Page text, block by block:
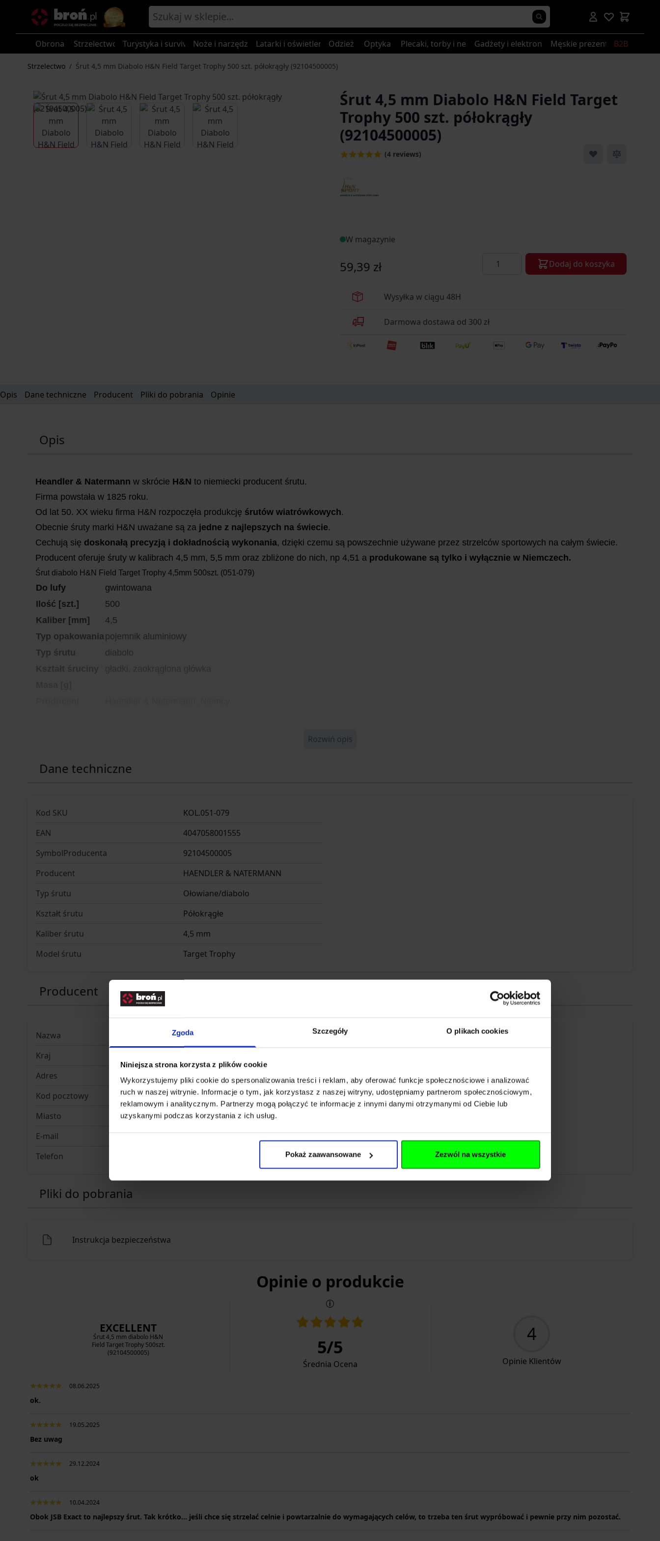
Zgoda Szczegóły O plikach cookies
Niniejsza strona korzysta z plików cookie
Wykorzystujemy pliki cookie do spersonalizowania treści i reklam, aby oferować funkcje społecznościowe i analizować
ruch w naszej witrynie. Informacje o tym, jak korzystasz z naszej witryny, udostępniamy partnerom społecznościowym,
reklamowym i analitycznym. Partnerzy mogą połączyć te informacje z innymi danymi otrzymanymi od Ciebie lub
uzyskanymi podczas korzystania z ich usług.
Pokaż zaawansowane Zezwól na wszystkie
Obrona Strzelectwo Turystyka i survival Noże i narzędzia Latarki i oświetlenieOdzież Optyka Plecaki, torby i nerkiGadżety i elektronikaMęskie prezenty B2B
Strzelectwo / Śrut 4,5 mm Diabolo H&N Field Target Trophy 500 szt. półokrągły (92104500005)
Śrut 4,5 mm Diabolo H&N Field Target
Trophy 500 szt. półokrągły
(92104500005)
(4 reviews)
View larger imageView larger imageView larger imageView larger image
W magazynie
59,39 zł Ilość Dodaj do koszyka
Wysyłka w ciągu 48H
Darmowa dostawa od 300 zł
Opis Dane techniczne Producent Pliki do pobrania Opinie
Opis
Heandler & Natermann w skrócie H&N to niemiecki producent śrutu.
Firma powstała w 1825 roku.
Od lat 50. XX wieku firma H&N rozpoczęła produkcję śrutów wiatrówkowych.
Obecnie śruty marki H&N uważane są za jedne z najlepszych na świecie.
Cechują się doskonałą precyzją i dokładnością wykonania, dzięki czemu są powszechnie używane przez strzelców sportowych na całym świecie.
Producent oferuje śruty w kalibrach 4,5 mm, 5,5 mm oraz zbliżone do nich, np 4,51 a produkowane są tylko i wyłącznie w Niemczech.
Śrut diabolo H&N Field Target Trophy 4,5mm 500szt. (051-079)
Do lufy
gwintowana
Ilość [szt.]
500
Kaliber [mm]
4,5
Typ opakowaniapojemnik aluminiowy
Typ śrutu
diabolo
Rozwiń opis
Dane techniczne
Kod SKU
KOL.051-079
EAN
4047058001555
SymbolProducenta
92104500005
Producent
HAENDLER & NATERMANN
Typ śrutu
Ołowiane/diabolo
Kształt śrutu
Półokrągłe
Kaliber śrutu
4,5 mm
Model śrutu
Target Trophy
Producent
Nazwa
Haendler & Natermann Sport GmbH
Kraj
Adres
Südhannoversche Straße 50
Kod pocztowy
37081
Miasto
Göttingen
E-mail
info@hn-sport.de
Telefon
Pliki do pobrania
Instrukcja bezpieczeństwa
Opinie o produkcie
EXCELLENT
Śrut 4,5 mm diabolo H&N
Field Target Trophy 500szt.
(92104500005)
5/5
Średnia Ocena
4
Opinie Klientów
08.06.2025
ok.
19.05.2025
Bez uwag
29.12.2024
ok
10.04.2024
Obok JSB Exact to najlepszy śrut. Tak krótko... jeśli chce się strzelać celnie i powtarzalnie do wymagających celów, to trzeba ten śrut wypróbować i pewnie przy nim pozostać.